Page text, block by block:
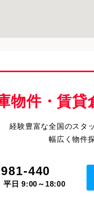
物件・賃
経験豊富な全国のスタ
幅広く物件
440
平日 9:00～18:00